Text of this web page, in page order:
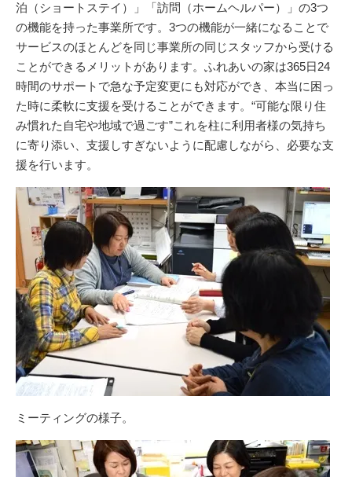
泊（ショートステイ）」「訪問（ホームヘルパー）」の3つ
の機能を持った事業所です。3つの機能が一緒になることで
サービスのほとんどを同じ事業所の同じスタッフから受ける
ことができるメリットがあります。ふれあいの家は365日24
時間のサポートで急な予定変更にも対応ができ、本当に困っ
た時に柔軟に支援を受けることができます。“可能な限り住
み慣れた自宅や地域で過ごす”これを柱に利用者様の気持ち
に寄り添い、支援しすぎないように配慮しながら、必要な支
援を行います。
ミーティングの様子。